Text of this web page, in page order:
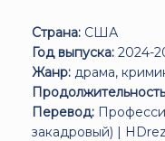
Страна: США
Год выпуска: 2024-
Жанр: драма,
Перевод:
закадровый) |